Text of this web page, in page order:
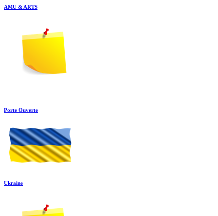
AMU & ARTS
Porte Ouverte
Ukraine